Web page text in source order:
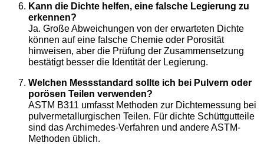
Kann die Dichte helfen, eine falsche Legierung zu
erkennen?
Ja. Große Abweichungen von der erwarteten Dichte
können auf eine falsche Chemie oder Porosität
hinweisen, aber die Prüfung der Zusammensetzung
bestätigt besser die Identität der Legierung.
Welchen Messstandard sollte ich bei Pulvern oder
porösen Teilen verwenden?
ASTM B311 umfasst Methoden zur Dichtemessung bei
pulvermetallurgischen Teilen. Für dichte Schüttgutteile
sind das Archimedes-Verfahren und andere ASTM-
Methoden üblich.